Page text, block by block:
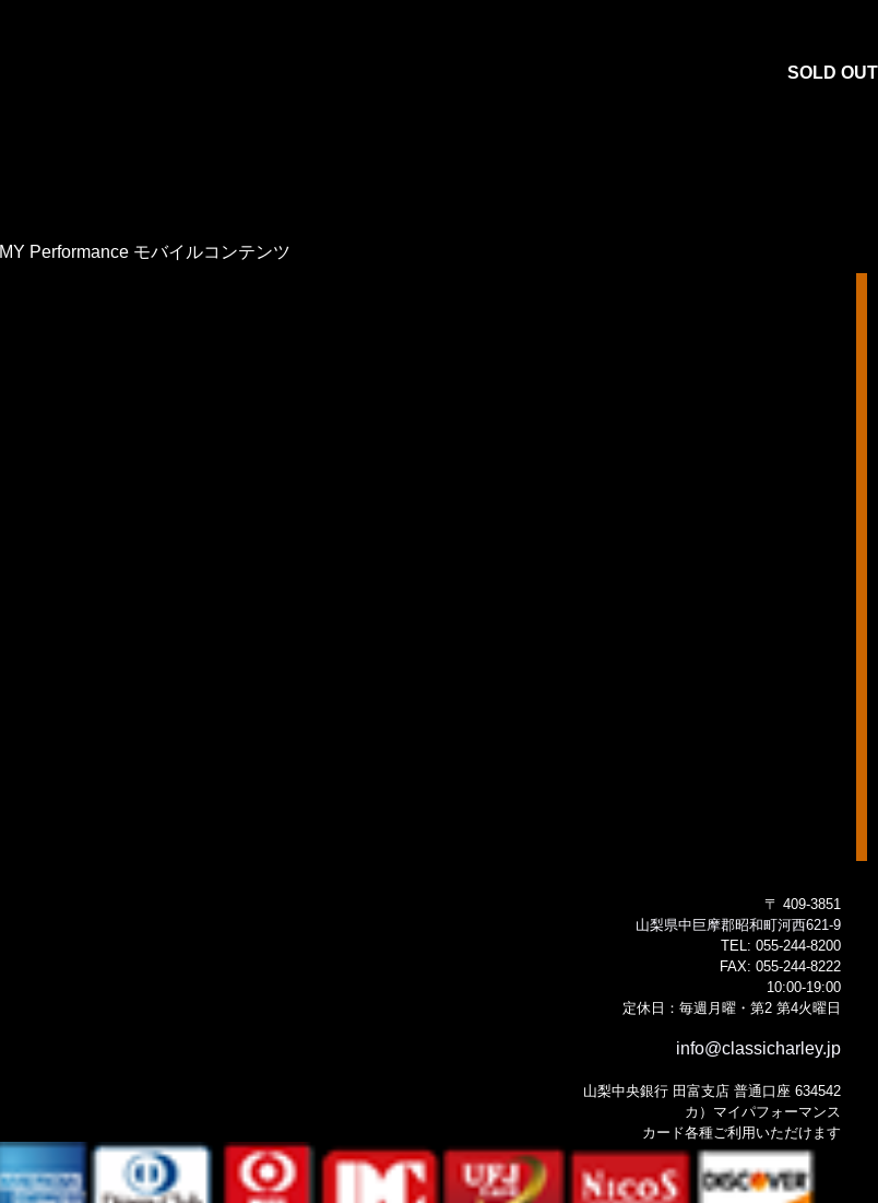
SOLD OUT
MY Performance モバイルコンテンツ
〒 409-3851
山梨県中巨摩郡昭和町河西621-9
TEL: 055-244-8200
FAX: 055-244-8222
10:00-19:00
定休日：毎週月曜・第2 第4火曜日
info@classicharley.jp
山梨中央銀行 田富支店 普通口座 634542
カ）マイパフォーマンス
カード各種ご利用いただけます